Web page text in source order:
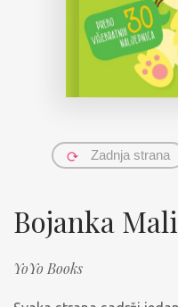
Zadnja strana
Bojanka
YoYo Books